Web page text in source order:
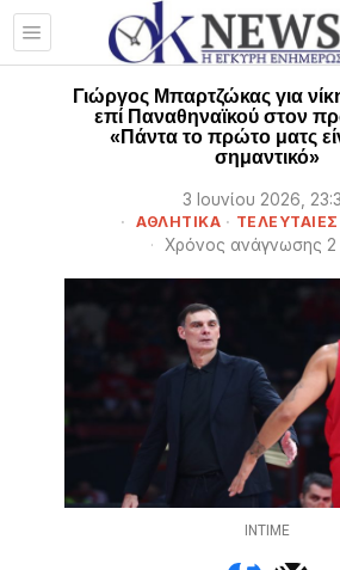
Γιώργος Μπαρτζώκας για
επί Παναθηναϊκού στον
«Πάντα το πρώτο ματς
σημαντικό»
3 Ιουνίου 2026,
ΑΘΛΗΤΙΚΑ · ΤΕΛΕΥΤΑΙΕΣ
Χρόνος ανάγνωσης 2
INTIME